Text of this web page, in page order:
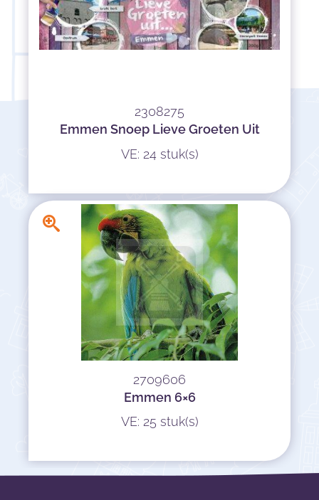
2308275
Emmen Snoep Lieve Groeten Uit
VE: 24 stuk(s)
2709606
Emmen 6×6
VE: 25 stuk(s)